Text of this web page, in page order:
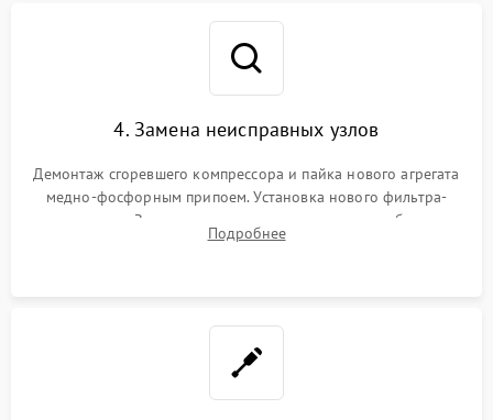
4. Замена неисправных узлов
Демонтаж сгоревшего компрессора и пайка нового агрегата
медно-фосфорным припоем. Установка нового фильтра-
осушителя. Замена изношенных вентиляторов обдува,
сломанных заслонок или поврежденных дверных петель.
Подробнее